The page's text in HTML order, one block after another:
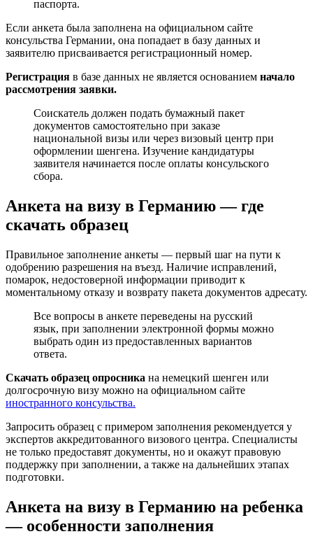
паспорта.
Если анкета была заполнена на официальном сайте
консульства Германии, она попадает в базу данных и
заявителю присваивается регистрационный номер.
Регистрация в базе данных не является основанием начало
рассмотрения заявки.
Соискатель должен подать бумажный пакет
документов самостоятельно при заказе
национальной визы или через визовый центр при
оформлении шенгена. Изучение кандидатуры
заявителя начинается после оплаты консульского
сбора.
Анкета на визу в Германию — где
скачать образец
Правильное заполнение анкеты — первый шаг на пути к
одобрению разрешения на въезд. Наличие исправлений,
помарок, недостоверной информации приводит к
моментальному отказу и возврату пакета документов адресату.
Все вопросы в анкете переведены на русский
язык, при заполнении электронной формы можно
выбрать один из предоставленных вариантов
ответа.
Скачать образец опросника на немецкий шенген или
долгосрочную визу можно на официальном сайте
иностранного консульства.
Запросить образец с примером заполнения рекомендуется у
экспертов аккредитованного визового центра. Специалисты
не только предоставят документы, но и окажут правовую
поддержку при заполнении, а также на дальнейших этапах
подготовки.
Анкета на визу в Германию на ребенка
— особенности заполнения